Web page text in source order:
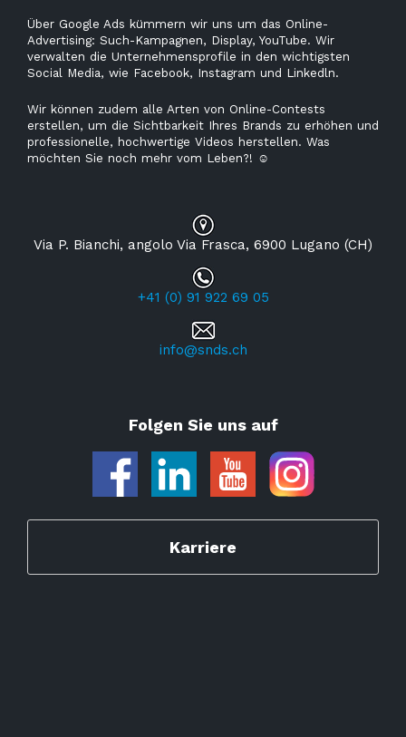
Über Google Ads kümmern wir uns um das Online-
Advertising: Such-Kampagnen, Display, YouTube. Wir
verwalten die Unternehmensprofile in den wichtigsten
Social Media, wie Facebook, Instagram und Linkedln.
Wir können zudem alle Arten von Online-Contests
erstellen, um die Sichtbarkeit Ihres Brands zu erhöhen und
professionelle, hochwertige Videos herstellen. Was
möchten Sie noch mehr vom Leben?! ☺
Via P. Bianchi, angolo Via Frasca, 6900 Lugano (CH)
+41 (0) 91 922 69 05
info@snds.ch
Folgen Sie uns auf
Karriere